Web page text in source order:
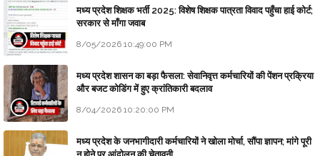
मध्य प्रदेश शिक्षक भर्ती 2025: विशेष शिक्षक पात्रता विवाद पहुँचा हाई कोर्ट;
सरकार से माँगा जवाब
8/05/2026 10:49:00 PM
मध्य प्रदेश शासन का बड़ा फैसला: सेवानिवृत्त कर्मचारियों की पेंशन प्रक्रिया
और बजट कोडिंग में हुए क्रांतिकारी बदलाव
8/04/2026 10:20:00 PM
मध्य प्रदेश के जनभागीदारी कर्मचारियों ने खोला मोर्चा, सौंपा ज्ञापन; मांगे पूरी